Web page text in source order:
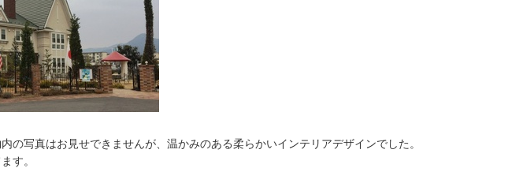
写真はお見せできませんが、温かみのある柔らかいインテリアデザインでした。
す。